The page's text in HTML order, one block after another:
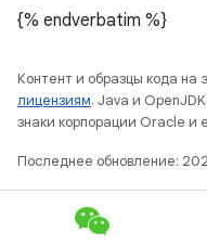
{% endverbatim %}
Контент и образцы кода на
лицензиям. Java и
знаки корпорации Oracle
Последнее обновление: